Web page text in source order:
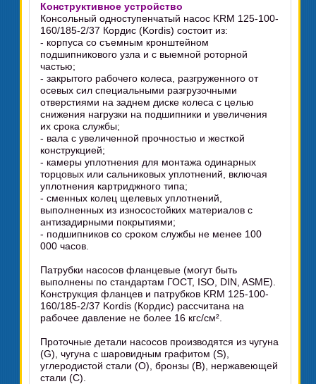
Конструктивное устройство
Консольный одноступенчатый насос KRM 125-100-
160/185-2/37 Кордис (Kordis) состоит из:
- корпуса со съемным кронштейном
подшипникового узла и с выемной роторной
частью;
- закрытого рабочего колеса, разгруженного от
осевых сил специальными разгрузочными
отверстиями на заднем диске колеса с целью
снижения нагрузки на подшипники и увеличения
их срока службы;
- вала с увеличенной прочностью и жесткой
конструкцией;
- камеры уплотнения для монтажа одинарных
торцовых или сальниковых уплотнений, включая
уплотнения картриджного типа;
- сменных колец щелевых уплотнений,
выполненных из износостойких материалов с
антизадирными покрытиями;
- подшипников со сроком службы не менее 100
000 часов.
Патрубки насосов фланцевые (могут быть
выполнены по стандартам ГОСТ, ISO, DIN, ASME).
Конструкция фланцев и патрубков KRM 125-100-
160/185-2/37 Kordis (Кордис) рассчитана на
рабочее давление не более 16 кгс/см².
Проточные детали насосов производятся из чугуна
(G), чугуна с шаровидным графитом (S),
углеродистой стали (O), бронзы (B), нержавеющей
стали (C).